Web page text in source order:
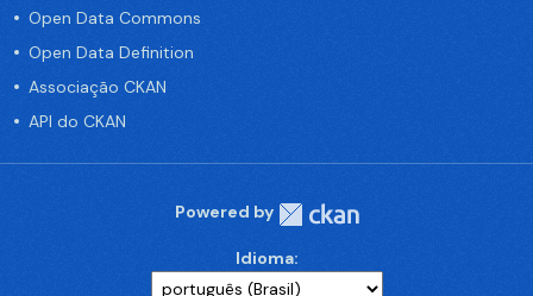
Open Data Commons
Open Data Definition
Associação CKAN
API do CKAN
Powered by
Idioma